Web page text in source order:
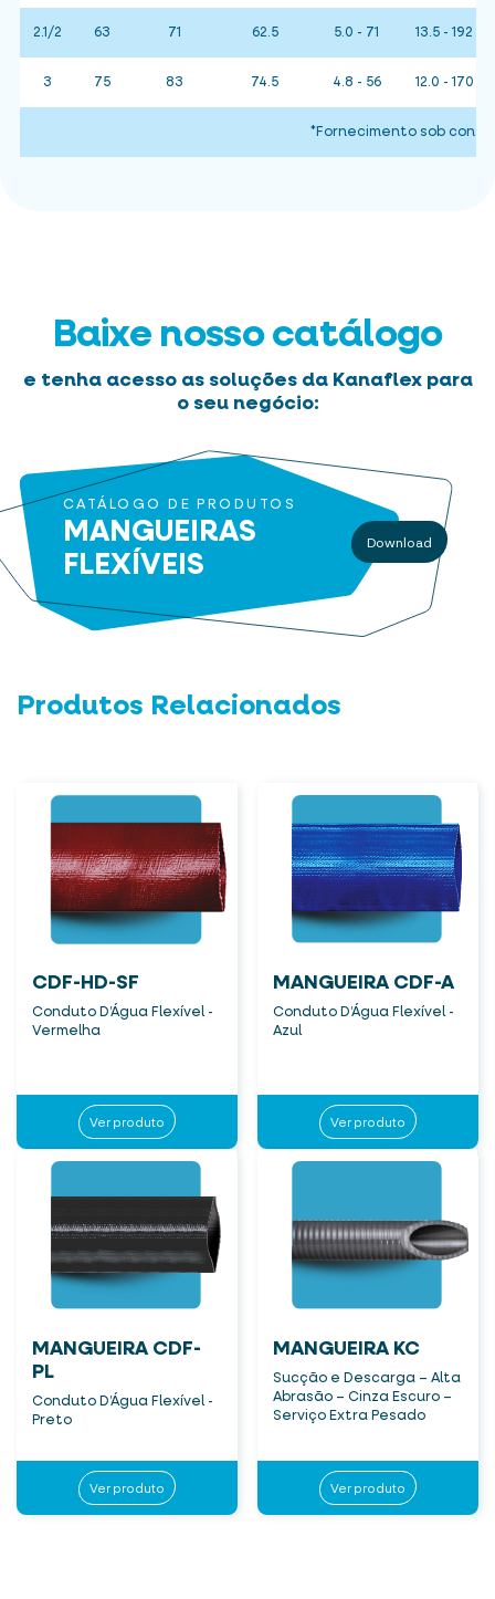
2.1/2 63 71 62.5 5.0 - 71 13.5 - 192
3 75 83 74.5 4.8 - 56 12.0 - 170
*Fornecimento sob
Baixe nosso catálogo
e tenha acesso as soluções da Kanaflex para
o seu negócio:
CATÁLOGO DE PRODUTOS
MANGUEIRAS
FLEXÍVEIS
Download
Produtos Relacionados
CDF-HD-SF
Conduto D’Água Flexível -
Vermelha
Ver produto
MANGUEIRA CDF-A
Conduto D’Água Flexível -
Azul
Ver produto
MANGUEIRA CDF-
PL
Conduto D’Água Flexível -
Preto
Ver produto
MANGUEIRA KC
Sucção e Descarga – Alta
Abrasão – Cinza Escuro –
Serviço Extra Pesado
Ver produto